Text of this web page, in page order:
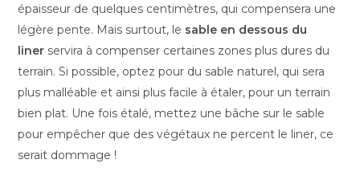
épaisseur de quelques centimètres, qui compensera une
légère pente. Mais surtout, le sable en dessous du
liner servira à compenser certaines zones plus dures du
terrain. Si possible, optez pour du sable naturel, qui sera
plus malléable et ainsi plus facile à étaler, pour un terrain
bien plat. Une fois étalé, mettez une bâche sur le sable
pour empêcher que des végétaux ne percent le liner, ce
serait dommage !